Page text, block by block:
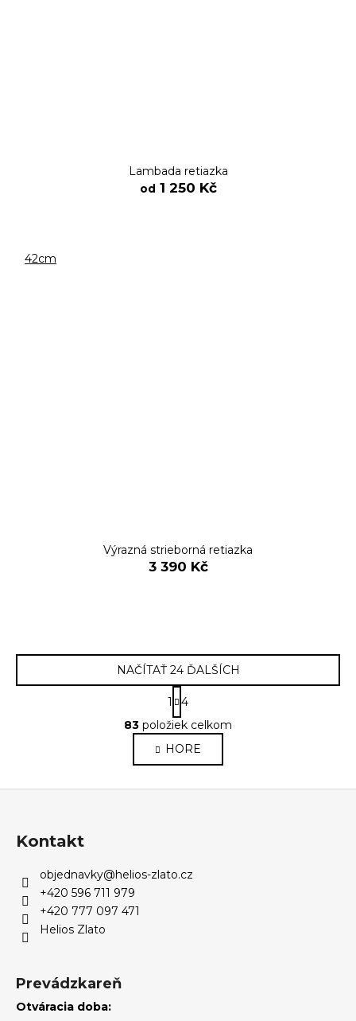
Lambada retiazka
od 1 250 Kč
42cm
Výrazná strieborná retiazka
3 390 Kč
O
v
l
á
d
p
NAČÍTAŤ 24 ĎALŠÍCH
S
t
r
á
n
k
1
4
83 položiek celkom
HORE
Kontakt
objednavky@helios-zlato.cz
+420 596 711 979
+420 777 097 471
Helios Zlato
Prevádzkareň
Otváracia doba: